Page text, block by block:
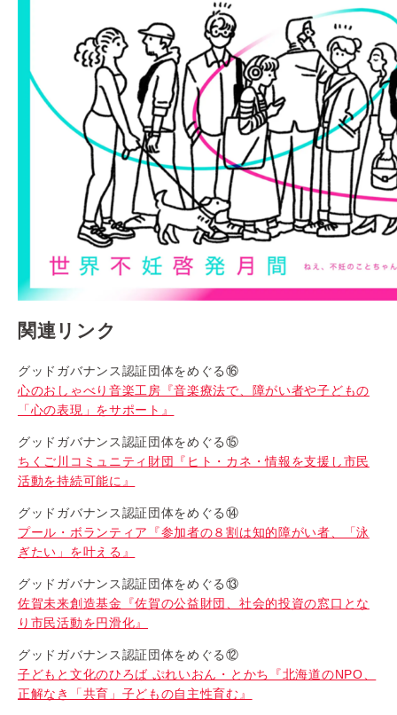
関連リンク
グッドガバナンス認証団体をめぐる⑯
心のおしゃべり音楽工房『音楽療法で、障がい者や子どもの
「心の表現」をサポート』
グッドガバナンス認証団体をめぐる⑮
ちくご川コミュニティ財団『ヒト・カネ・情報を支援し市民
活動を持続可能に』
グッドガバナンス認証団体をめぐる⑭
プール・ボランティア『参加者の８割は知的障がい者、「泳
ぎたい」を叶える』
グッドガバナンス認証団体をめぐる⑬
佐賀未来創造基金『佐賀の公益財団、社会的投資の窓口とな
り市民活動を円滑化』
グッドガバナンス認証団体をめぐる⑫
子どもと文化のひろば ぷれいおん・とかち『北海道のNPO、
正解なき「共育」子どもの自主性育む』